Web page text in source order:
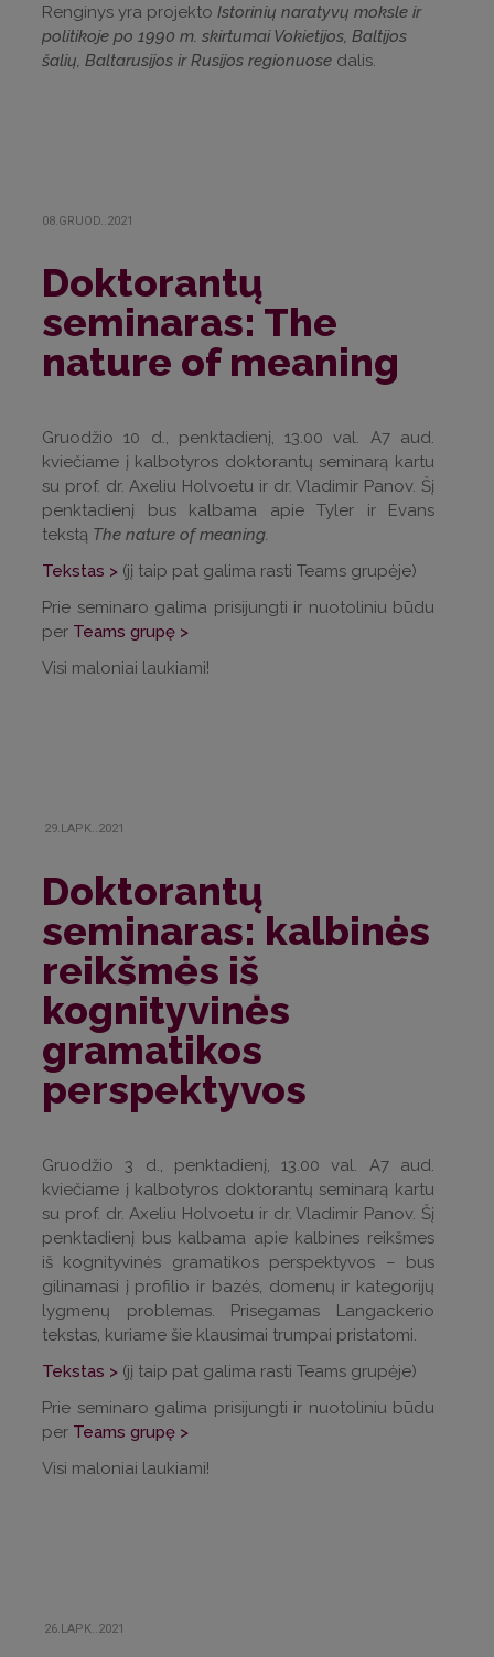
Renginys yra projekto Istorinių naratyvų moksle ir
politikoje po 1990 m. skirtumai Vokietijos, Baltijos
šalių, Baltarusijos ir Rusijos regionuose dalis.
08.GRUOD..2021
Doktorantų
seminaras: The
nature of meaning
Gruodžio 10 d., penktadienį, 13.00 val. A7 aud.
kviečiame į kalbotyros doktorantų seminarą kartu
su prof. dr. Axeliu Holvoetu ir dr. Vladimir Panov. Šį
penktadienį bus kalbama apie Tyler ir Evans
tekstą The nature of meaning.
Tekstas > (jį taip pat galima rasti Teams grupėje)
Prie seminaro galima prisijungti ir nuotoliniu būdu
per Teams grupę >
Visi maloniai laukiami!
29.LAPK..2021
Doktorantų
seminaras: kalbinės
reikšmės iš
kognityvinės
gramatikos
perspektyvos
Gruodžio 3 d., penktadienį, 13.00 val. A7 aud.
kviečiame į kalbotyros doktorantų seminarą kartu
su prof. dr. Axeliu Holvoetu ir dr. Vladimir Panov. Šį
penktadienį bus kalbama apie kalbines reikšmes
iš kognityvinės gramatikos perspektyvos – bus
gilinamasi į profilio ir bazės, domenų ir kategorijų
lygmenų problemas. Prisegamas Langackerio
tekstas, kuriame šie klausimai trumpai pristatomi.
Tekstas > (jį taip pat galima rasti Teams grupėje)
Prie seminaro galima prisijungti ir nuotoliniu būdu
per Teams grupę >
Visi maloniai laukiami!
26.LAPK..2021